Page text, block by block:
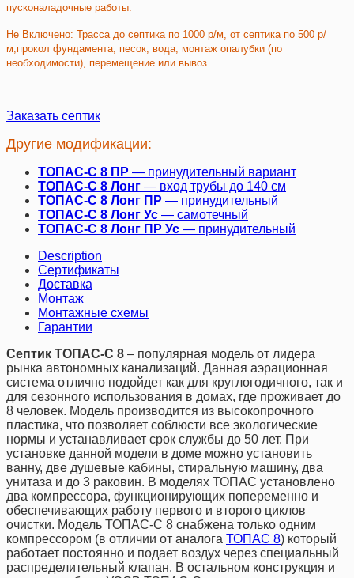
пусконаладочные работы.
Не Включено: Трасса до септика по 1000 р/м, от септика по 500 р/
м,прокол фундамента, песок, вода, монтаж опалубки (по
необходимости), перемещение или вывоз
Заказать септик
Другие модификации:
ТОПАС-С 8 ПР — принудительный вариант
ТОПАС-С 8 Лонг — вход трубы до 140 см
ТОПАС-С 8 Лонг ПР — принудительный
ТОПАС-С 8 Лонг Ус — самотечный
ТОПАС-С 8 Лонг ПР Ус — принудительный
Description
Сертификаты
Доставка
Монтаж
Монтажные схемы
Гарантии
Септик ТОПАС-С 8 – популярная модель от лидера
рынка автономных канализаций. Данная аэрационная
система отлично подойдет как для круглогодичного, так и
для сезонного использования в домах, где проживает до
8 человек. Модель производится из высокопрочного
пластика, что позволяет соблюсти все экологические
нормы и устанавливает срок службы до 50 лет. При
установке данной модели в доме можно установить
ванну, две душевые кабины, стиральную машину, два
унитаза и до 3 раковин. В моделях ТОПАС установлено
два компрессора, функционирующих попеременно и
обеспечивающих работу первого и второго циклов
очистки. Модель ТОПАС-С 8 снабжена только одним
компрессором (в отличии от аналога ТОПАС 8) который
работает постоянно и подает воздух через специальный
распределительный клапан. В остальном конструкция и